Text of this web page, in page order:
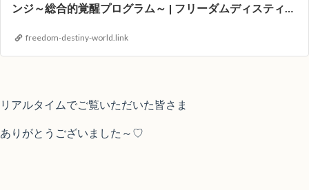
ンジ～総合的覚醒プログラム～ | フリーダムディスティニ
freedom-destiny-world.link
リアルタイムでご覧いただいた皆さま
ありがとうございました～♡